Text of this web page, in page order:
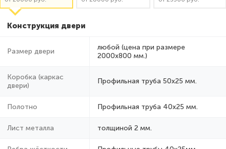
Конструкция двери
Размер двери
любой (цена при размере
2000x800 мм.)
Коробка (каркас
двери)
Профильная труба 50х25 мм.
Полотно Профильная труба 40х25 мм.
Лист металла толщиной 2 мм.